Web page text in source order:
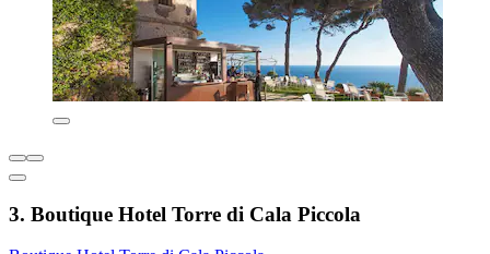
3. Boutique Hotel Torre di Cala Piccola